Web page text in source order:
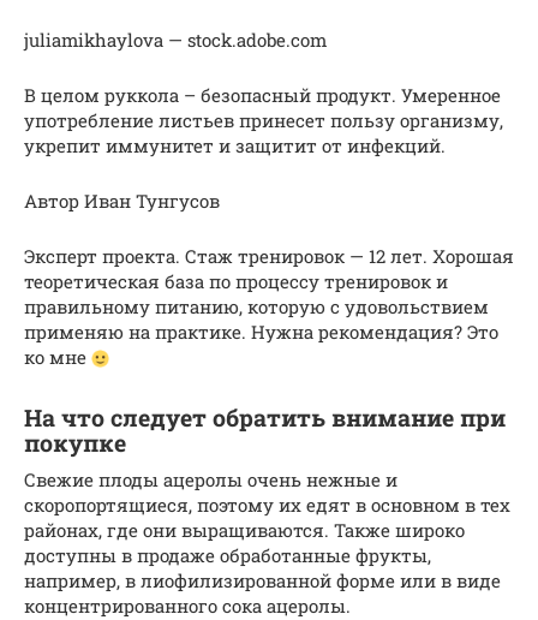
juliamikhaylova — stock.adobe.com
В целом руккола – безопасный продукт. Умеренное
употребление листьев принесет пользу организму,
укрепит иммунитет и защитит от инфекций.
Автор Иван Тунгусов
Эксперт проекта. Стаж тренировок — 12 лет. Хорошая
теоретическая база по процессу тренировок и
правильному питанию, которую с удовольствием
применяю на практике. Нужна рекомендация? Это
ко мне
На что следует обратить внимание при
покупке
Свежие плоды ацеролы очень нежные и
скоропортящиеся, поэтому их едят в основном в тех
районах, где они выращиваются. Также широко
доступны в продаже обработанные фрукты,
например, в лиофилизированной форме или в виде
концентрированного сока ацеролы.